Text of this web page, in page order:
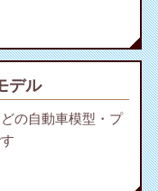
デル
の自動車模型・プ